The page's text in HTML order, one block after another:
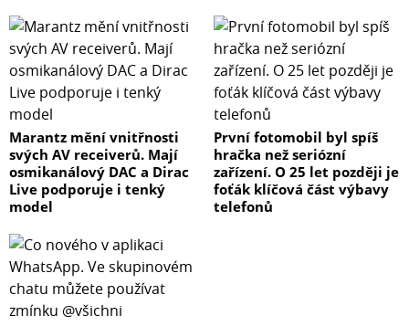
Marantz mění vnitřnosti
svých AV receiverů. Mají
osmikanálový DAC a Dirac
Live podporuje i tenký
model
První fotomobil byl spíš
hračka než seriózní
zařízení. O 25 let později je
foťák klíčová část výbavy
telefonů